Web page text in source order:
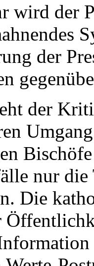
wird der
der
der
nur die
Die